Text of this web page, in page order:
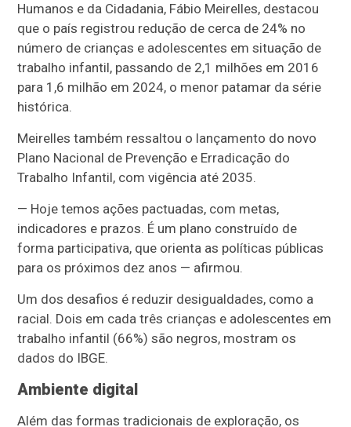
Humanos e da Cidadania, Fábio Meirelles, destacou
que o país registrou redução de cerca de 24% no
número de crianças e adolescentes em situação de
trabalho infantil, passando de 2,1 milhões em 2016
para 1,6 milhão em 2024, o menor patamar da série
histórica.
Meirelles também ressaltou o lançamento do novo
Plano Nacional de Prevenção e Erradicação do
Trabalho Infantil, com vigência até 2035.
— Hoje temos ações pactuadas, com metas,
indicadores e prazos. É um plano construído de
forma participativa, que orienta as políticas públicas
para os próximos dez anos — afirmou.
Um dos desafios é reduzir desigualdades, como a
racial. Dois em cada três crianças e adolescentes em
trabalho infantil (66%) são negros, mostram os
dados do IBGE.
Ambiente digital
Além das formas tradicionais de exploração, os